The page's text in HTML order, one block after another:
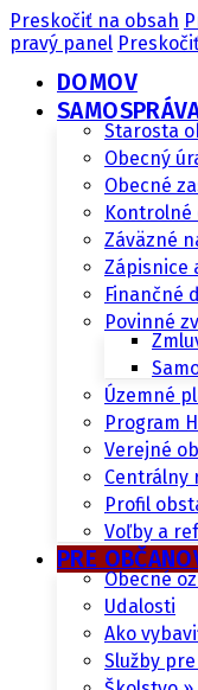
Preskočiť na obsah
pravý panel
DOMOV
Starosta
Obecný
Obecné
Kontrolné
Záväzné
Zápisnice
Finančné
Povinné
Územné
Program
Verejné
Centrálny
Profil
Voľby a
PRE
Obecné
Udalosti
Ako
Služby